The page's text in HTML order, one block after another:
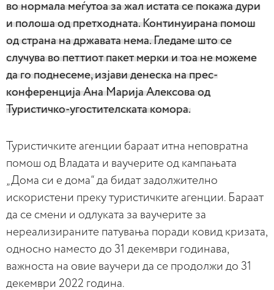
во нормала меѓутоа за жал истата се покажа дури
и полоша од претходната. Континуирана помош
од страна на државата нема. Гледаме што се
случува во петтиот пакет мерки и тоа не можеме
да го поднесеме, изјави денеска на прес-
конференција Ана Марија Алексова од
Туристичко-угостителската комора.
Туристичките агенции бараат итна неповратна
помош од Владата и ваучерите од кампањата
„Дома си е дома“ да бидат задолжително
искористени преку туристичките агенции. Бараат
да се смени и одлуката за ваучерите за
нереализираните патувања поради ковид кризата,
односно наместо до 31 декември годинава,
важноста на овие ваучери да се продолжи до 31
декември 2022 година.